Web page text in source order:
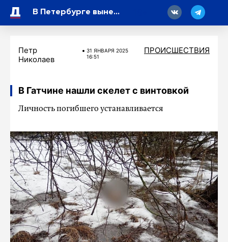
В Петербурге вынесли приговор двум организаторам притона в квартире в переулке Каховского
Петр
Николаев
31 ЯНВАРЯ 2025
16:51
ПРОИСШЕСТВИЯ
В Гатчине нашли скелет с винтовкой
Личность погибшего устанавливается